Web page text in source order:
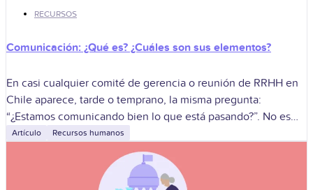
RECURSOS
Comunicación: ¿Qué es? ¿Cuáles son sus elementos?
En casi cualquier comité de gerencia o reunión de RRHH en
Chile aparece, tarde o temprano, la misma pregunta:
“¿Estamos comunicando bien lo que está pasando?”. No es
solo un
Artículo Recursos humanos